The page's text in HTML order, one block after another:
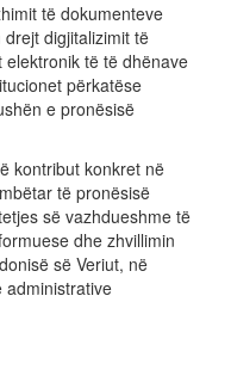
të dokumenteve
digjitalizimit të
të të dhënave
përkatëse
e pronësisë
kontribut konkret në
të pronësisë
së vazhdueshme të
dhe zhvillimin
së Veriut, në
administrative